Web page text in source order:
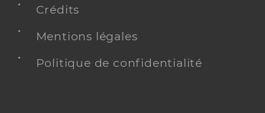
Crédits
Mentions légales
Politique de confidentialité